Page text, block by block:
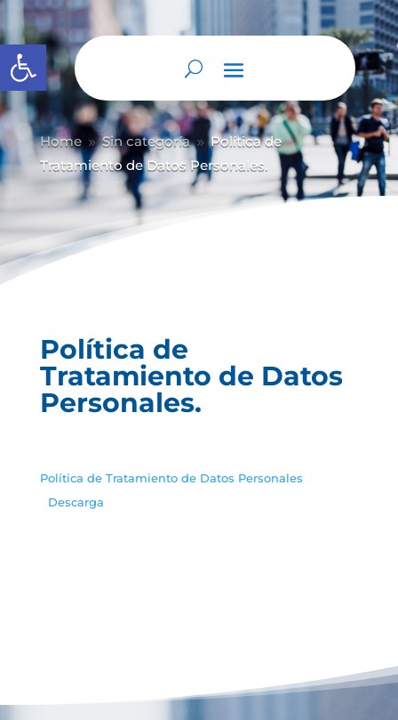
Abrir barra de herramientas
Home 9 Sin categoría 9 Política de
Tratamiento de Datos Personales.
Política de
Tratamiento de Datos
Personales.
Política de Tratamiento de Datos Personales
Descarga